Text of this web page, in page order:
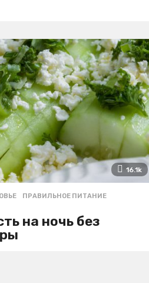
16.1k
,ПРАВИЛЬНОЕ ПИТАНИЕ
на ночь без